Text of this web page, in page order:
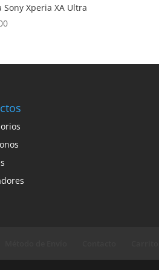
Sony Xperia XA Ultra